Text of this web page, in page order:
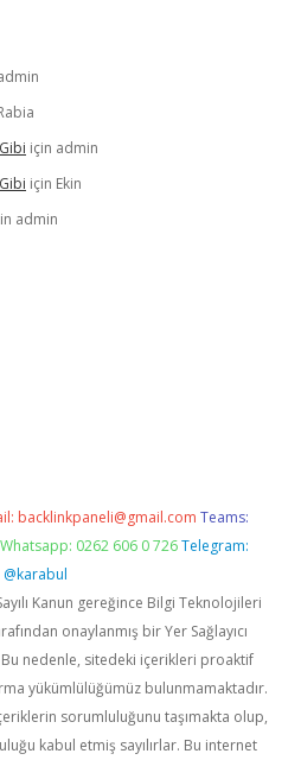
için admin
için Ekin
admin
backlinkpaneli@gmail.com Teams:
Whatsapp: 0262 606 0 726 Telegram:
@karabul
Kanun gereğince Bilgi Teknolojileri
onaylanmış bir Yer Sağlayıcı
nedenle, sitedeki içerikleri proaktif
yükümlülüğümüz bulunmamaktadır.
sorumluluğunu taşımakta olup,
kabul etmiş sayılırlar. Bu internet